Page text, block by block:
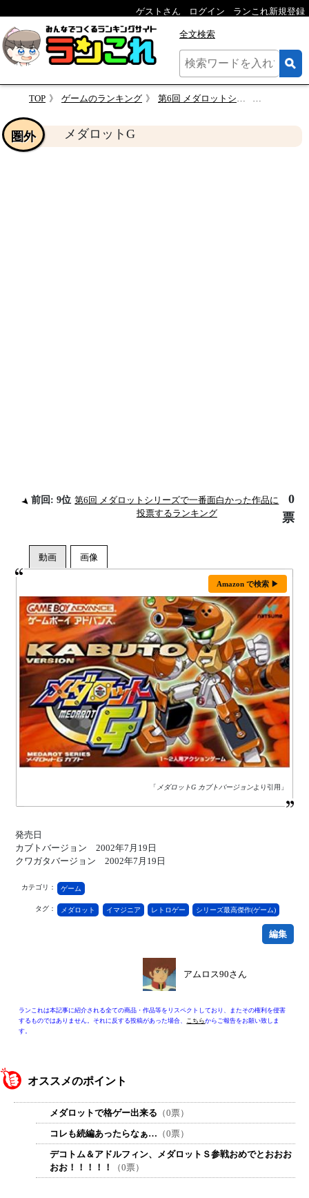
ゲストさん ログイン ランこれ新規登録
全文検索
TOP ゲームのランキング 第6回 メダロットシリーズで一番面白かった作品に投票するランキング
メダロットG
圏外
前回: 9位 第6回 メダロットシリーズで一番面白かった作品に
投票するランキング
0
票
Amazon で検索 ▶
「 メダロットG カブトバージョンより引用」
発売日
カブトバージョン 2002年7月19日
クワガタバージョン 2002年7月19日
カテゴリ： ゲーム
タグ： メダロット イマジニア レトロゲー シリーズ最高傑作(ゲーム)
編集
アムロス90さん
ランこれは本記事に紹介される全ての商品・作品等をリスペクトしており、またその権利を侵害
するものではありません。それに反する投稿があった場合、 こちらからご報告をお願い致しま
す。
オススメのポイント
メダロットで格ゲー出来る （0票）
コレも続編あったらなぁ… （0票）
デコトム＆アドルフィン、メダロットＳ参戦おめでとおおお
おお！！！！！
（0票）